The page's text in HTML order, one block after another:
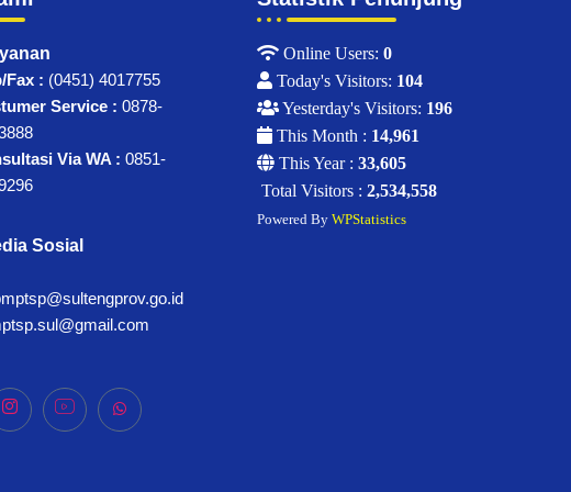
Fax : (0451) 4017755
Service : 0878-
Via WA : 0851-
Sosial
Online Users:0
Today's Visitors: 104
Yesterday's Visitors: 196
This Month : 14,961
This Year :33,605
Total Visitors :2,534,558
Powered ByWPStatistics